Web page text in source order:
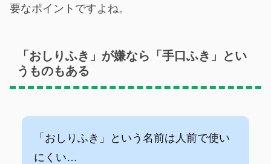
要なポイントですよね。
「おしりふき」が嫌なら「手口ふき」とい
うものもある
「おしりふき」という名前は人前で使い
にくい…